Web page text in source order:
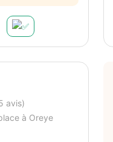
avis)
à Oreye